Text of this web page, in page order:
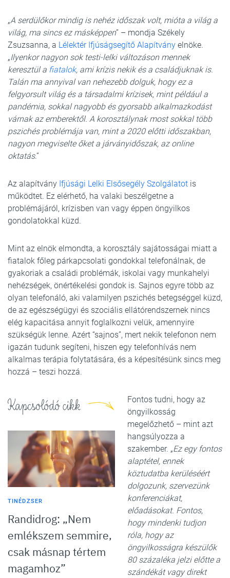
„A serdülőkor mindig is nehéz időszak volt, mióta a világ a
világ, ma sincs ez másképpen” – mondja Székely
Zsuzsanna, a Lélektér Ifjúságsegítő Alapítvány elnöke.
„Ilyenkor nagyon sok testi-lelki változáson mennek
keresztül a fiatalok, ami krízis nekik és a családjuknak is.
Talán ma annyival van nehezebb dolguk, hogy ez a
felgyorsult világ és a társadalmi krízisek, mint például a
pandémia, sokkal nagyobb és gyorsabb alkalmazkodást
várnak az emberektől. A korosztálynak most sokkal több
pszichés problémája van, mint a 2020 előtti időszakban,
nagyon megviselte őket a járványidőszak, az online
oktatás.”
Az alapítvány Ifjúsági Lelki Elsősegély Szolgálatot is
működtet. Ez elérhető, ha valaki beszélgetne a
problémájáról, krízisben van vagy éppen öngyilkos
gondolatokkal küzd.
Mint az elnök elmondta, a korosztály sajátosságai miatt a
fiatalok főleg párkapcsolati gondokkal telefonálnak, de
gyakoriak a családi problémák, iskolai vagy munkahelyi
nehézségek, önértékelési gondok is. Sajnos egyre több az
olyan telefonáló, aki valamilyen pszichés betegséggel küzd,
de az egészségügyi és szociális ellátórendszernek nincs
elég kapacitása annyit foglalkozni velük, amennyire
szükségük lenne. Azért “sajnos”, mert nekik telefonon nem
igazán tudunk segíteni, hiszen egy telefonhívás nem
alkalmas terápia folytatására, és a képesítésünk sincs meg
hozzá – teszi hozzá.
Kapcsolódó cikk
TINÉDZSER
Randidrog: „Nem
emlékszem semmire,
csak másnap tértem
magamhoz”
Fontos tudni, hogy az
öngyilkosság
megelőzhető – mint azt
hangsúlyozza a
szakember. „Ez egy fontos
alaptétel, ennek
köztudatba kerüléséért
dolgozunk, szervezünk
konferenciákat,
előadásokat. Fontos,
hogy mindenki tudjon
róla, hogy az
öngyilkosságra készülők
80 százaléka jelzi előtte a
szándékát vagy direkt